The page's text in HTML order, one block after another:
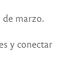
marzo.
y conectar